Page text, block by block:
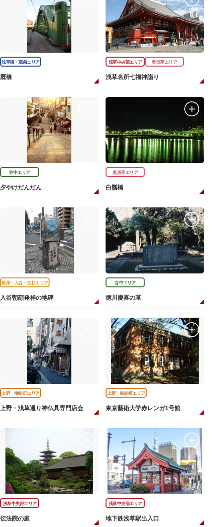
浅草橋・蔵前エリア
厩橋
浅草中央部エリア 奥浅草エリア
浅草名所七福神詣り
谷中エリア
夕やけだんだん
奥浅草エリア
白鬚橋
根岸・入谷・金杉エリア
入谷朝顔発祥の地碑
谷中エリア
徳川慶喜の墓
上野・御徒町エリア
上野・浅草通り神仏具専門店会
上野・御徒町エリア
東京藝術大学赤レンガ1号館
浅草中央部エリア
伝法院の庭
浅草中央部エリア
地下鉄浅草駅出入口